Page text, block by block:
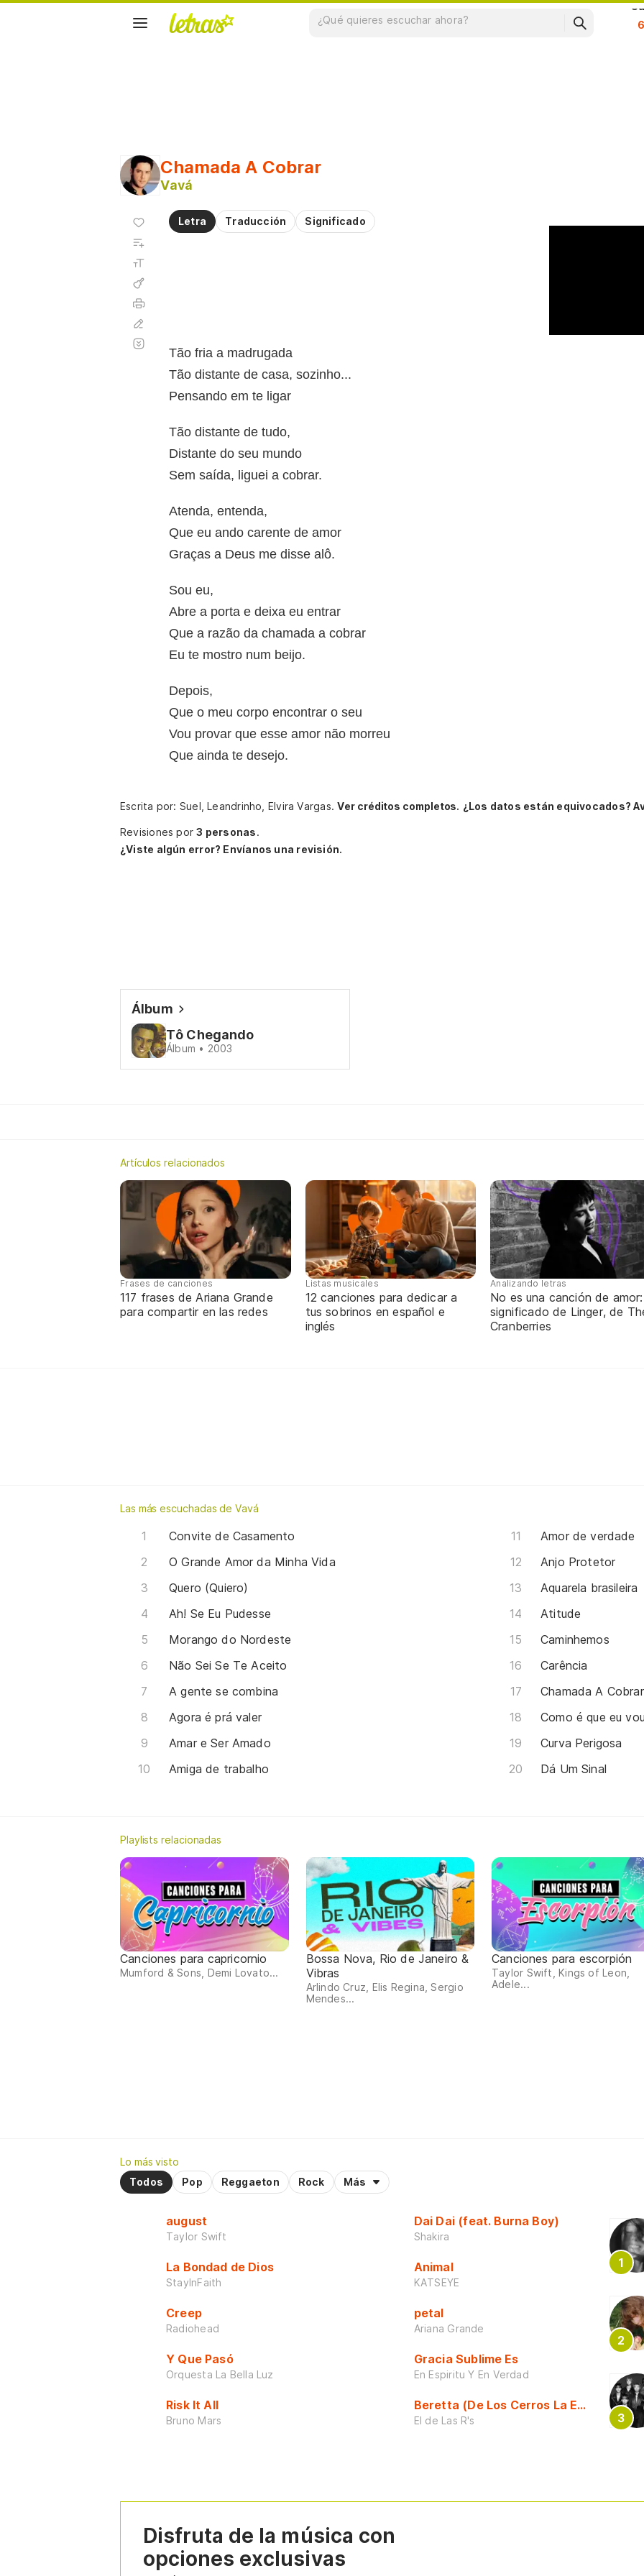
Chamada A Cobrar
Vavá
Letra Traducción Significado
Tão fria a madrugada
Tão distante de casa, sozinho...
Pensando em te ligar
Tão distante de tudo,
Distante do seu mundo
Sem saída, liguei a cobrar.
Atenda, entenda,
Que eu ando carente de amor
Graças a Deus me disse alô.
Sou eu,
Abre a porta e deixa eu entrar
Que a razão da chamada a cobrar
Eu te mostro num beijo.
Depois,
Que o meu corpo encontrar o seu
Vou provar que esse amor não morreu
Que ainda te desejo.
Agregar
favoritos
Agregar
automático
Escrita por: Suel, Leandrinho, Elvira Vargas.Ver créditos completos. ¿Los datos están equivocados?
Revisiones por3 personas.
¿Viste algún error? Envíanos una revisión.
Álbum
Tô Chegando
Álbum • 2003
Artículos relacionados
Frases de canciones
117 frases de Ariana Grande
para compartir en las redes
Listas musicales
12 canciones para dedicar a
tus sobrinos en español e
inglés
Analizando letras
No es una canción de amor:
significado de Linger, de
Cranberries
Las más escuchadas de Vavá
Convite de Casamento
O Grande Amor da Minha Vida
Quero (Quiero)
Ah! Se Eu Pudesse
Morango do Nordeste
Não Sei Se Te Aceito
A gente se combina
Agora é prá valer
Amar e Ser Amado
Amiga de trabalho
Amor de verdade
Anjo Protetor
Aquarela brasileira
Atitude
Caminhemos
Carência
Chamada A Cobrar
Como é que eu
Curva Perigosa
Dá Um Sinal
Playlists relacionadas
Canciones para capricornio
Mumford & Sons, Demi Lovato...
Bossa Nova, Rio de Janeiro &
Vibras
Arlindo Cruz, Elis Regina, Sergio
Mendes...
Canciones para escorpión
Taylor Swift, Kings of Leon,
Adele...
Lo más visto
Todos
Pop Reggaeton Rock Más
august
Taylor Swift
La Bondad de Dios
StayInFaith
Creep
Radiohead
Y Que Pasó
Orquesta La Bella Luz
Risk It All
Bruno Mars
Dai Dai (feat. Burna Boy)
Shakira
Animal
KATSEYE
petal
Ariana Grande
Gracia Sublime Es
En Espiritu Y En Verdad
Beretta (De Los Cerros La Escuela)
El de Las R's
Disfruta de la música con
opciones exclusivas